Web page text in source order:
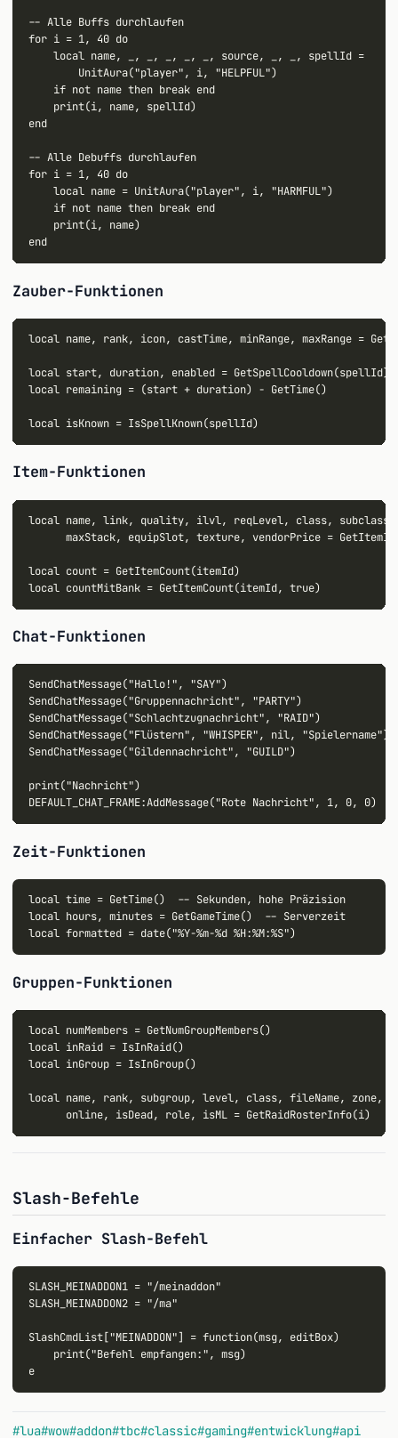
-- Alle Buffs durchlaufen
for i = 1, 40 do
    local name, _, _, _, _, _, source, _, _, spellId =
        UnitAura("player", i, "HELPFUL")
    if not name then break end
    print(i, name, spellId)
end
-- Alle Debuffs durchlaufen
for i = 1, 40 do
    local name = UnitAura("player", i, "HARMFUL")
    if not name then break end
    print(i, name)
end
Zauber-Funktionen
local name, rank, icon, castTime, minRange, maxRange =
local start, duration, enabled = GetSpellCooldown(spellId)
local remaining = (start + duration) - GetTime()
Item-Funktionen
local name, link, quality, ilvl, reqLevel, class, subclass,
maxStack, equipSlot, texture, vendorPrice =
local count = GetItemCount(itemId)
Chat-Funktionen
SendChatMessage("Hallo!", "SAY")
SendChatMessage("Gruppennachricht", "PARTY")
SendChatMessage("Schlachtzugnachricht", "RAID")
SendChatMessage("Flüstern", "WHISPER", nil, "Spielername")
SendChatMessage("Gildennachricht", "GUILD")
print("Nachricht")
Zeit-Funktionen
local time = GetTime()  -- Sekunden, hohe Präzision
local hours, minutes = GetGameTime()  -- Serverzeit
Gruppen-Funktionen
local numMembers = GetNumGroupMembers()
local inRaid = IsInRaid()
local inGroup = IsInGroup()
local name, rank, subgroup, level, class, fileName, zone,
Slash-Befehle
Einfacher Slash-Befehl
SLASH_MEINADDON1 = "/meinaddon"
SLASH_MEINADDON2 = "/ma"
SlashCmdList["MEINADDON"] = function(msg, editBox)
    print("Befehl empfangen:", msg)
e
#lua#wow#addon#tbc#classic#gaming#entwicklung#api